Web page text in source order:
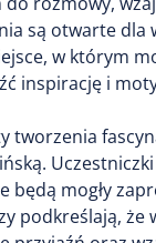
są otwarte dla
w którym
inspirację i
tworzenia
Uczestniczki
będą mogły
podkreślają, że